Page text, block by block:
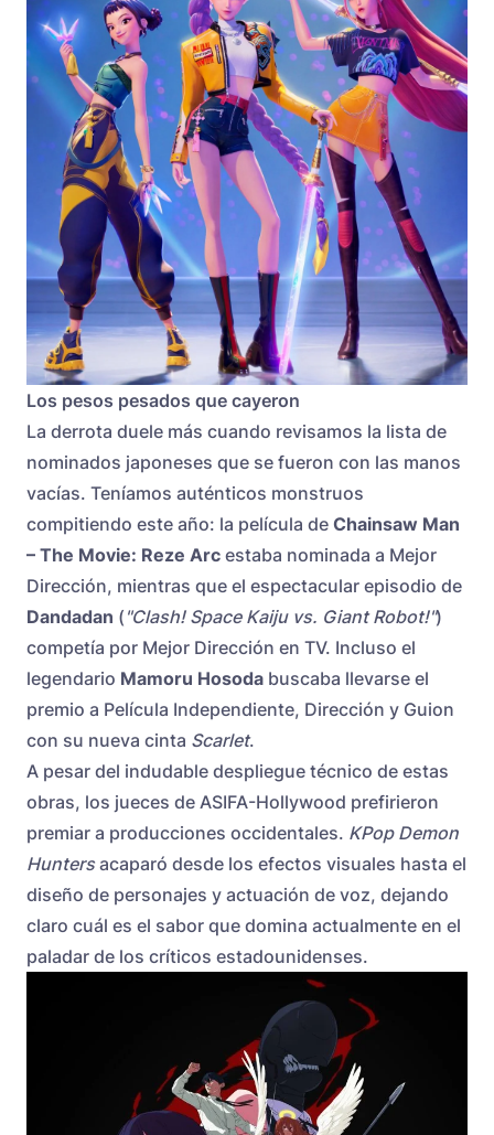
Los pesos pesados que cayeron
La derrota duele más cuando revisamos la lista de
nominados japoneses que se fueron con las manos
vacías. Teníamos auténticos monstruos
compitiendo este año: la película de Chainsaw Man
– The Movie: Reze Arc estaba nominada a Mejor
Dirección, mientras que el espectacular episodio de
Dandadan ( "Clash! Space Kaiju vs. Giant Robot!")
competía por Mejor Dirección en TV. Incluso el
legendario Mamoru Hosoda buscaba llevarse el
premio a Película Independiente, Dirección y Guion
con su nueva cinta Scarlet.
A pesar del indudable despliegue técnico de estas
obras, los jueces de ASIFA-Hollywood prefirieron
premiar a producciones occidentales. KPop Demon
Huntersacaparó desde los efectos visuales hasta el
diseño de personajes y actuación de voz, dejando
claro cuál es el sabor que domina actualmente en el
paladar de los críticos estadounidenses.